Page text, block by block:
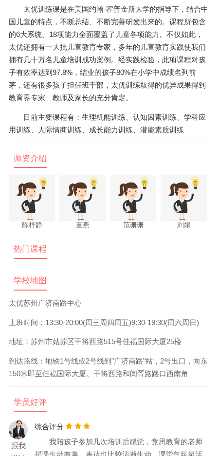
太优训练课是在美国约翰·霍普金斯大学的指导下，结合中
国儿童的特点，不断总结、不断完善研发出来的。课程所包含
的6大系统、18项能力全面覆盖了儿童各项能力。不仅如此，
太优还拥有一大批儿童教育专家，多年的儿童教育实践使我们
拥有几十万名儿童培训成功案例。经实践检验，此项课程对孩
子有效率达到97.8%，结业的孩子80%在小学中成绩名列前
茅，还有很多孩子担任班干部，太优训练取得的优异成果得到
教育界专家、教师及家长的充分肯定。
目前主要课程有：生理机能训练、认知因素训练、学科应
用训练、人际情商训练、成长能力训练、潜能素质训练
师资介绍
陈梓静 董燕 范珊珊 刘娟
热门课程
学校地图
太优苏州广济南路中心
上班时间：13:30-20:00(周三周四周五)9:30-19:30(周六周日)
地址：苏州市姑苏区干将西路515号佳福国际大厦25楼
到达路线： 地铁1号线或2号线到"广济南路"站，2号出口，向东
150米即至佳福国际大厦。干将西路和阊胥路路口西南角
学员好评
跟我
综合评分
我陪孩子参加几次培训后感觉，竞思教育的老师
授课生动有趣，表达也比较清晰生动，课堂气氛挺活